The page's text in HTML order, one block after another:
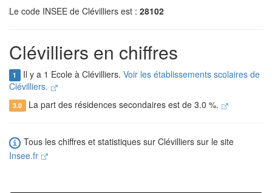
Le code INSEE de Clévilliers est : 28102
Clévilliers en chiffres
1 Il y a 1 Ecole à Clévilliers. Voir les établissements scolaires de
Clévilliers.
3.0 La part des résidences secondaires est de 3.0 %.
Tous les chiffres et statistiques sur Clévilliers sur le site
Insee.fr